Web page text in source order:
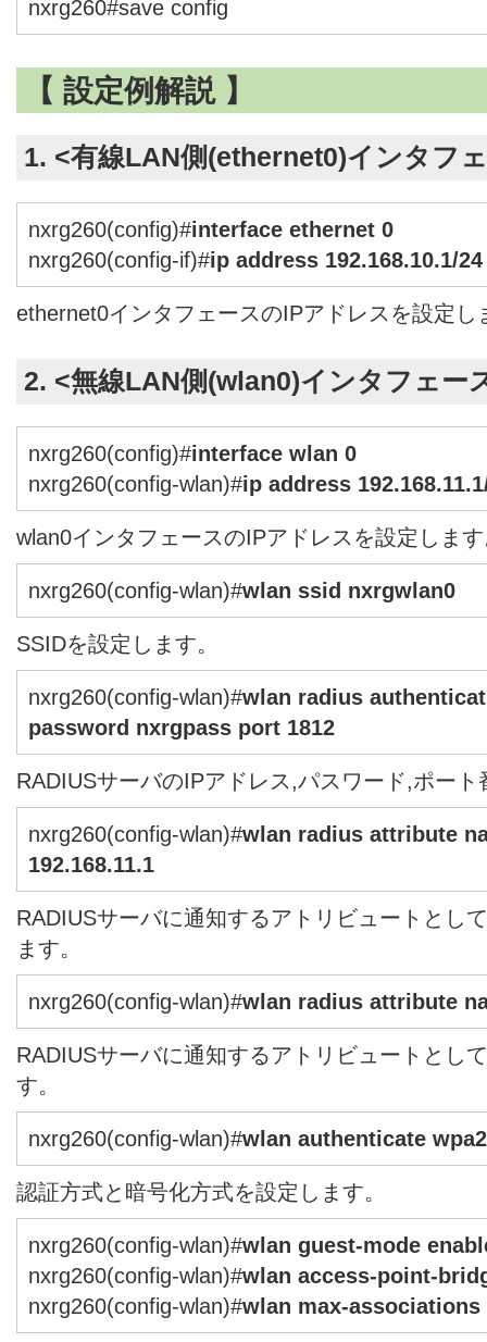
nxrg260#save config
【 設定例解説 】
1. <有線LAN側(ethernet0)インタフ
nxrg260(config)#interface ethernet 0
nxrg260(config-if)#ip address 192.168.10.1/24
ethernet0インタフェースのIPアドレスを設定し
2. <無線LAN側(wlan0)インタフェー
nxrg260(config)#interface wlan 0
nxrg260(config-wlan)#ip address
wlan0インタフェースのIPアドレスを設定しま
nxrg260(config-wlan)#wlan ssid nxrgwlan0
SSIDを設定します。
nxrg260(config-wlan)#wlan radius
password nxrgpass port 1812
RADIUSサーバのIPアドレス,パスワード,ポー
nxrg260(config-wlan)#wlan radius attribute
192.168.11.1
RADIUSサーバに通知するアトリビュートとし
ます。
nxrg260(config-wlan)#wlan radius attribute
RADIUSサーバに通知するアトリビュートとし
す。
nxrg260(config-wlan)#wlan authenticate
認証方式と暗号化方式を設定します。
nxrg260(config-wlan)#wlan guest-mode
nxrg260(config-wlan)#wlan access-point-
nxrg260(config-wlan)#wlan max-associations